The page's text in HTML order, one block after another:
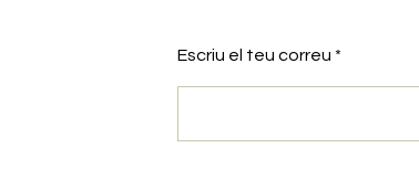
Escriu el teu correu